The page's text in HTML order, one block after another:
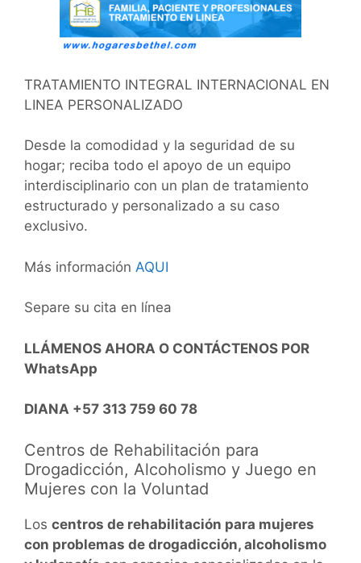
TRATAMIENTO INTEGRAL INTERNACIONAL EN
LINEA PERSONALIZADO
Desde la comodidad y la seguridad de su
hogar; reciba todo el apoyo de un equipo
interdisciplinario con un plan de tratamiento
estructurado y personalizado a su caso
exclusivo.
Más información AQUI
Separe su cita en línea
LLÁMENOS AHORA O CONTÁCTENOS POR
WhatsApp
DIANA +57 313 759 60 78
Centros de Rehabilitación para
Drogadicción, Alcoholismo y Juego en
Mujeres con la Voluntad
Los centros de rehabilitación para mujeres
con problemas de drogadicción, alcoholismo